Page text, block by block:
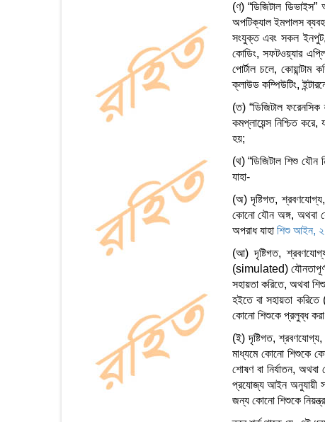
(ণ) “ডিজিটাল ডিভাইস”
অপটিক্যাল ইমপালস
সংযুক্ত এবং সকল ইনপুট,
কোডিং, সফটওয়্যার
পোর্টাল চলে, কোয়ান্টাম
ক্লাউড কম্পিউটিং,
(ত) “ডিজিটাল ফরেনসিক
কমপ্লায়েন্স নিশ্চিত
হয়;
(থ) “ডিজিটাল শিশু যৌন
যাহা-
(অ) দৃষ্টিগত,
কোনো যৌন অঙ্গ, অথবা
অপরাধ যাহা শিশু আইন,
(আ) দৃষ্টিগত,
(simulated) যৌনতাপূর্ণ
সহায়তা করিতে, অথবা
হইতে বা সহায়তা
কোনো শিশুকে প্রলুব্ধ
(ই) দৃষ্টিগত, শ্রবণযোগ্য,
মাধ্যমে কোনো শিশুকে
শোষণ বা নির্যাতন,
প্রযোজ্য আইন অনুযায়ী
জন্য কোনো শিশুকে